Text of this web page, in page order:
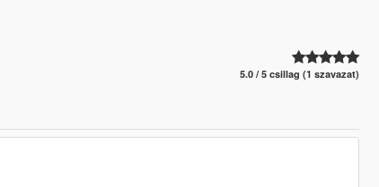
5.0 / 5 csillag (1 szavazat)